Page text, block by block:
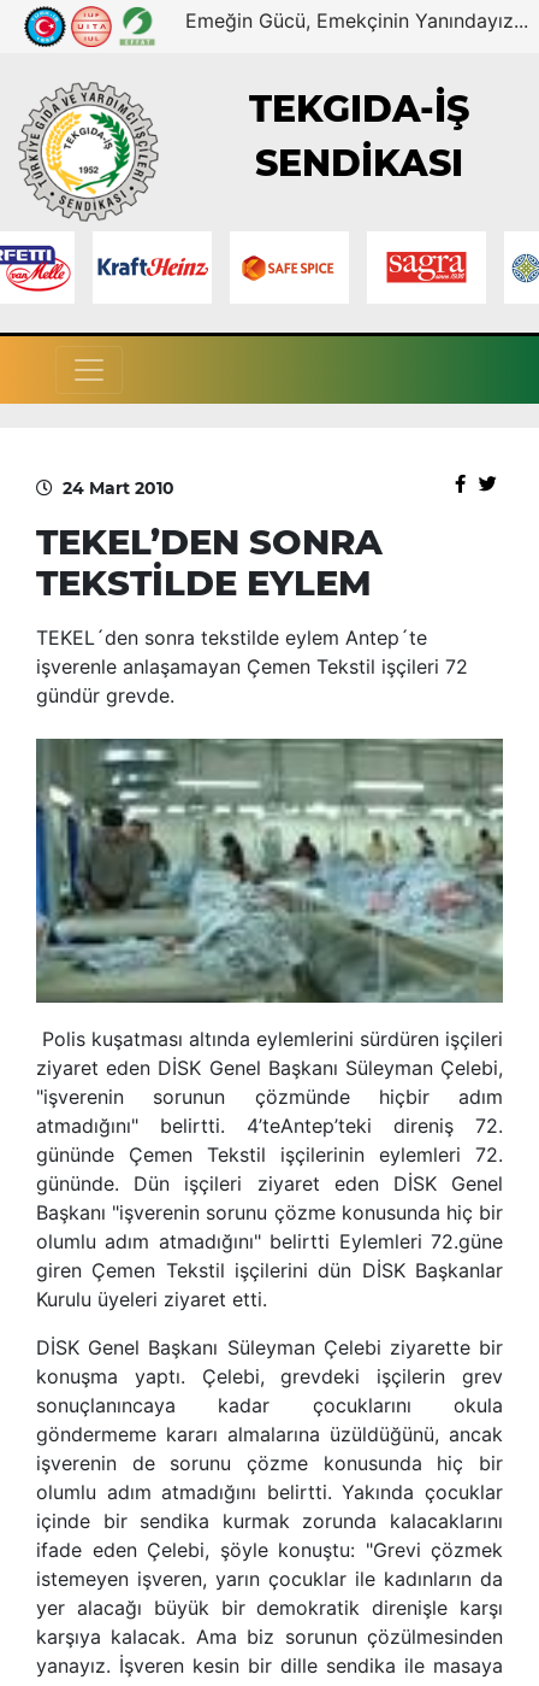
Emeğin Gücü, Emekçinin Yanındayız...
TEKGIDA-İŞ
SENDİKASI
24 Mart 2010
TEKEL’DEN SONRA
TEKSTİLDE EYLEM
TEKEL´den sonra tekstilde eylem Antep´te
işverenle anlaşamayan Çemen Tekstil işçileri 72
gündür grevde.
Polis kuşatması altında eylemlerini sürdüren işçileri
ziyaret eden DİSK Genel Başkanı Süleyman Çelebi,
"işverenin sorunun çözmünde hiçbir adım
atmadığını" belirtti. 4’teAntep’teki direniş 72.
gününde Çemen Tekstil işçilerinin eylemleri 72.
gününde. Dün işçileri ziyaret eden DİSK Genel
Başkanı "işverenin sorunu çözme konusunda hiç bir
olumlu adım atmadığını" belirtti Eylemleri 72.güne
giren Çemen Tekstil işçilerini dün DİSK Başkanlar
Kurulu üyeleri ziyaret etti.
DİSK Genel Başkanı Süleyman Çelebi ziyarette bir
konuşma yaptı. Çelebi, grevdeki işçilerin grev
sonuçlanıncaya kadar çocuklarını okula
göndermeme kararı almalarına üzüldüğünü, ancak
işverenin de sorunu çözme konusunda hiç bir
olumlu adım atmadığını belirtti. Yakında çocuklar
içinde bir sendika kurmak zorunda kalacaklarını
ifade eden Çelebi, şöyle konuştu: "Grevi çözmek
istemeyen işveren, yarın çocuklar ile kadınların da
yer alacağı büyük bir demokratik direnişle karşı
karşıya kalacak. Ama biz sorunun çözülmesinden
yanayız. İşveren kesin bir dille sendika ile masaya